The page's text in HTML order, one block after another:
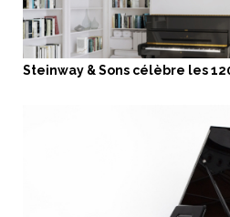
Steinway & Sons célèbre les